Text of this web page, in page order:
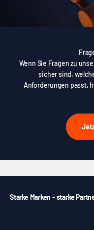
Wenn Sie Fragen zu
sicher sind,
Anforderungen passt,
Starke Marken - starke